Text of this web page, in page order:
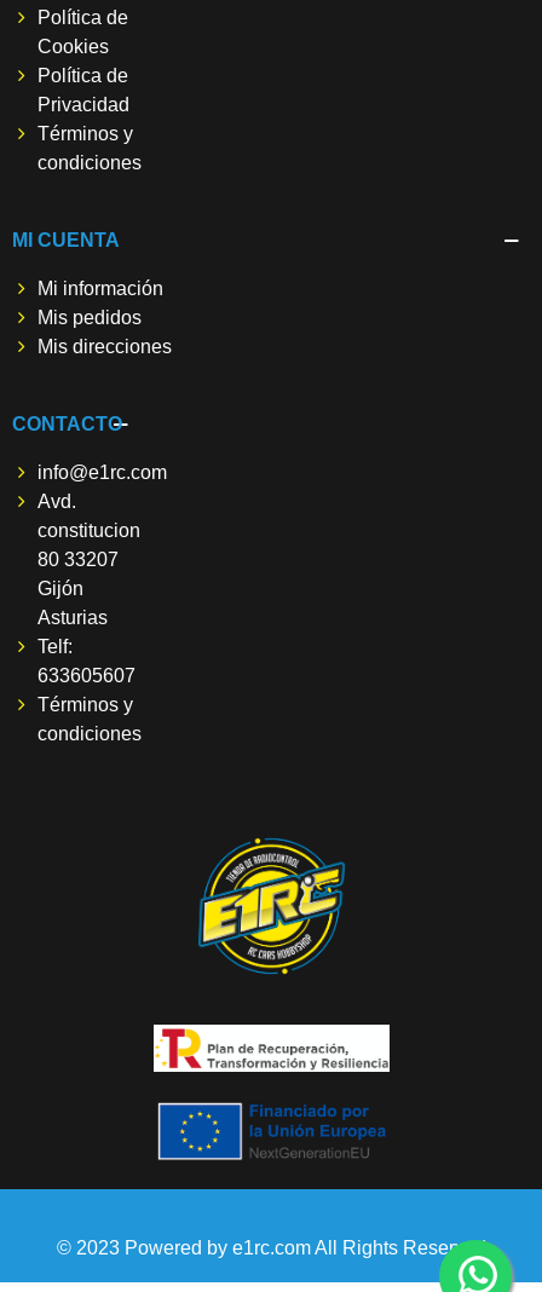
Política de
Cookies
Política de
Privacidad
Términos y
condiciones
MI CUENTA
Mi información
Mis pedidos
Mis direcciones
CONTACTO
info@e1rc.com
Avd.
constitucion
80 33207
Gijón
Asturias
Telf:
633605607
Términos y
condiciones
© 2023 Powered by e1rc.com All Rights Reserved